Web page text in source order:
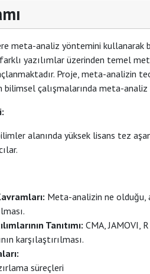
meta-analiz yöntemini kullanarak
yazılımlar üzerinden temel
Proje, meta-analizin
bilimsel çalışmalarında meta-
alanında yüksek lisans tez
Meta-analizin ne olduğu,
Tanıtımı: CMA, JAMOVI,
karşılaştırılması.
süreçleri